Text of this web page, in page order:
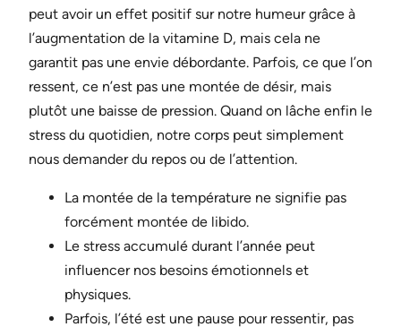
peut avoir un effet positif sur notre humeur grâce à
l’augmentation de la vitamine D, mais cela ne
garantit pas une envie débordante. Parfois, ce que l’on
ressent, ce n’est pas une montée de désir, mais
plutôt une baisse de pression. Quand on lâche enfin le
stress du quotidien, notre corps peut simplement
nous demander du repos ou de l’attention.
La montée de la température ne signifie pas
forcément montée de libido.
Le stress accumulé durant l’année peut
influencer nos besoins émotionnels et
physiques.
Parfois, l’été est une pause pour ressentir, pas